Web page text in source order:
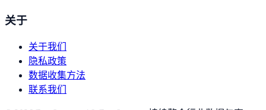
关于
关于我们
隐私政策
数据收集方法
联系我们